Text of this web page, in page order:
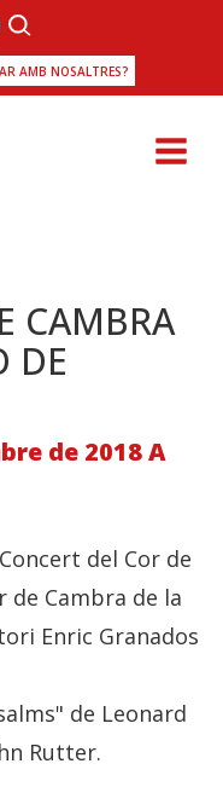
AMB NOSALTRES?
CAMBRA
DE
de 2018 A
del Cor de
de Cambra de la
Enric Granados
de Leonard
Rutter.